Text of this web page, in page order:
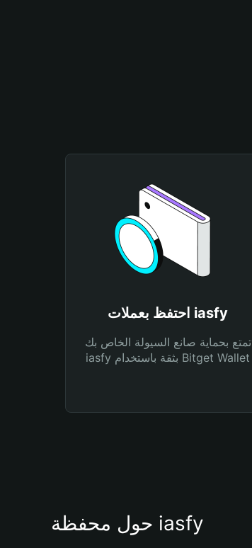
احتفظ بعملات iasfy
تمتع بحماية صانع السيولة الخاص بك
iasfy بثقة باستخدام Bitget Wallet
حول محفظة iasfy